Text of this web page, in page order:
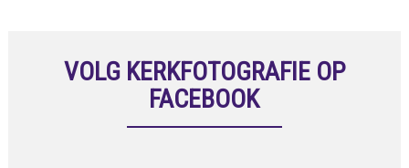
VOLG KERKFOTOGRAFIE OP
FACEBOOK